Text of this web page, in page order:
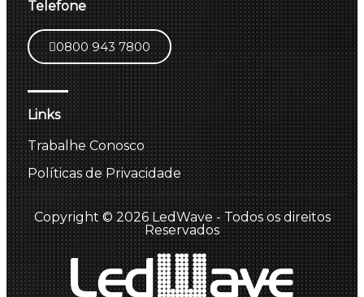
Telefone
0800 943 7800
Links
Trabalhe Conosco
Políticas de Privacidade
Copyright © 2026 LedWave - Todos os direitos
Reservados